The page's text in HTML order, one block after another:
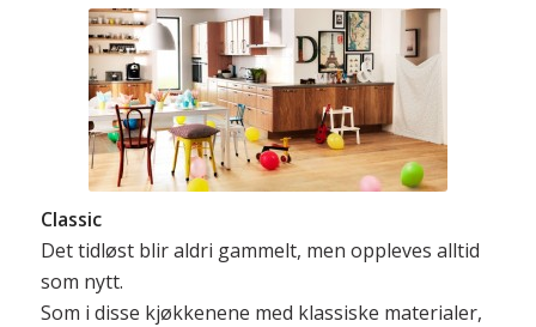
Classic
Det tidløst blir aldri gammelt, men oppleves alltid
som nytt.
Som i disse kjøkkenene med klassiske materialer,